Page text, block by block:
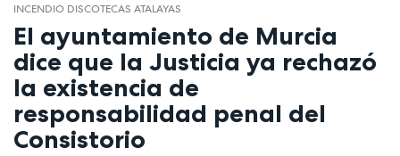
INCENDIO DISCOTECAS ATALAYAS
El ayuntamiento de Murcia
dice que la Justicia ya rechazó
la existencia de
responsabilidad penal del
Consistorio